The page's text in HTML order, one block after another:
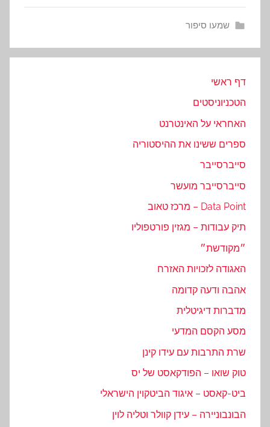
שמעו סיפור
דף ראשי
הטכניוניסטים
האחראי על האינטרנט
ספרים ששינו את ההיסטוריה
סייברסייבר
סייברסייבר מועשר
Data Point – מרכז טאוב
תיק עבודות – מגזין פורטפוליו
״מקודשת״
האגודה לזכויות האזרח
אהבה ודעה קדומה
מדברות דיגיטלית
מסע הקסם המדעי
שרת התרבות עם עידו קינן
טוק שואו – הפודקאסט של יס
ביט-קאסט – איגוד הביטקוין הישראלי
הבונבוניירה – עידן קוולר וטליה לוין